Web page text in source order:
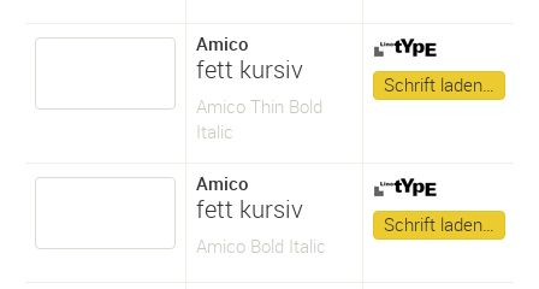
Amico
fett kursiv
Amico Thin Bold
Italic
Schrift laden…
Amico
fett kursiv
Amico Bold Italic
Schrift laden…